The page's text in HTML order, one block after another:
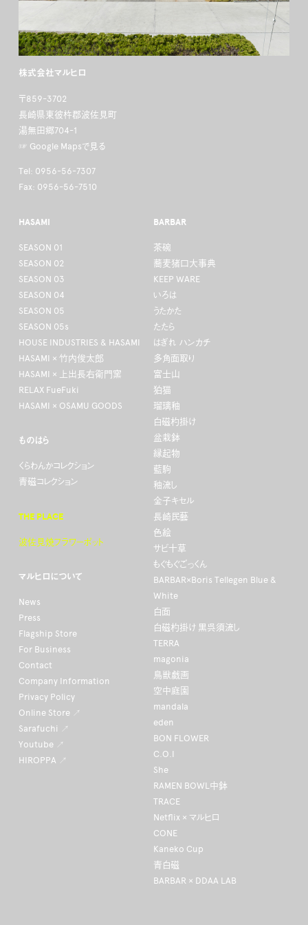
株式会社マルヒロ
〒859-3702
長崎県東彼杵郡波佐見町
湯無田郷704-1
☞ Google Mapsで見る
Tel: 0956-56-7307
Fax: 0956-56-7510
HASAMI
SEASON 01
SEASON 02
SEASON 03
SEASON 04
SEASON 05
SEASON 05s
HOUSE INDUSTRIES & HASAMI
HASAMI × 竹内俊太郎
HASAMI × 上出長右衛門窯
RELAX FueFuki
HASAMI × OSAMU GOODS
BARBAR
茶碗
蕎麦猪口大事典
KEEP WARE
いろは
うたかた
たたら
はぎれ ハンカチ
多角面取り
富士山
狛猫
瑠璃釉
白磁杓掛け
盆栽鉢
縁起物
藍駒
釉流し
金子キセル
長崎民藝
色絵
サビ十草
もぐもぐごっくん
BARBAR×Boris Tellegen Blue &
White
白面
白磁杓掛け 黒呉須流し
TERRA
magonia
鳥獣戯画
空中庭園
mandala
eden
BON FLOWER
C.O.I
She
RAMEN BOWL中鉢
TRACE
Netflix × マルヒロ
CONE
Kaneko Cup
青白磁
BARBAR × DDAA LAB
ものはら
くらわんかコレクション
青磁コレクション
THE PLACE
波佐見焼フラワーポット
マルヒロについて
News
Press
Flagship Store
For Business
Contact
Company Information
Privacy Policy
Online Store ↗
Sarafuchi ↗
Youtube ↗
HIROPPA ↗